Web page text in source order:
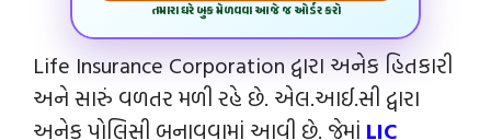
તમારા ઘરે બુક મેળવવા આજે જ ઓર્ડર કરો
Life Insurance Corporation દ્વારા અનેક હિતકારી
અને સારું વળતર મળી રહે છે. એલ.આઈ.સી દ્વારા
અનેક પોલિસી બનાવવામાં આવી છે. જેમાં LIC